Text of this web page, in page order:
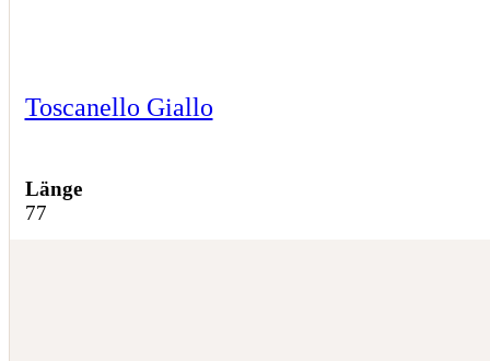
Toscanello Giallo
Länge
77